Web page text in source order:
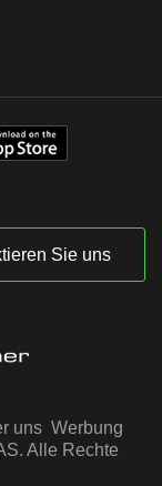
Sie uns
uns Werbung
Alle Rechte